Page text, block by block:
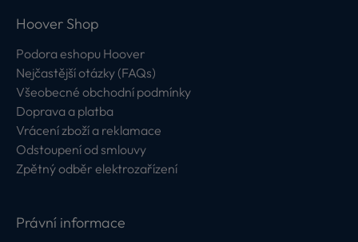
Hoover Shop
Podora eshopu Hoover
Nejčastější otázky (FAQs)
Všeobecné obchodní podmínky
Doprava a platba
Vrácení zboží a reklamace
Odstoupení od smlouvy
Zpětný odběr elektrozařízení
Právní informace